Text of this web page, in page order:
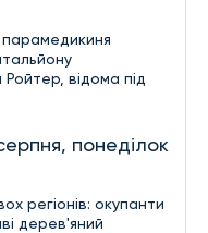
відома під
понеділок
регіонів: окупанти
дерев'яний